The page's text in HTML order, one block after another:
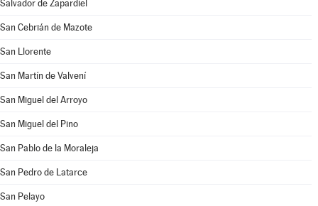
Salvador de Zapardiel
San Cebrián de Mazote
San Llorente
San Martín de Valvení
San Miguel del Arroyo
San Miguel del Pino
San Pablo de la Moraleja
San Pedro de Latarce
San Pelayo